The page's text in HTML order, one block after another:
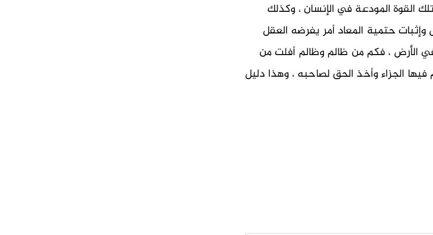
القوة المودعة في الإنسان ، وكذلك
وإثبات حتمية المعاد أمر يفرضه العقل
الأرض ، فكم من ظالم وظالم أفلت من
الجزاء وأخذ الحق لصاحبه ، وهذا دليل